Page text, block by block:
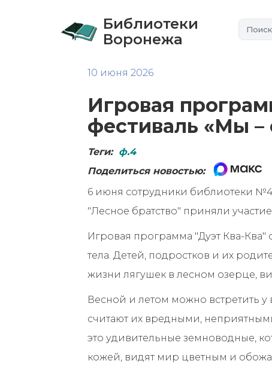
Библиотеки
Воронежа
10 июня 2026
Игровая
фестиваль «Мы –
Теги: ф.4
Поделиться новостью:
6 июня сотрудники библиотеки
"Лесное братство" приняли
Игровая программа "Дуэт Ква-
тела. Детей, подростков и их
жизни лягушек в лесном озерце,
Весной и летом можно встретить
считают их вредными,
это удивительные земноводные,
кожей, видят мир цветным и